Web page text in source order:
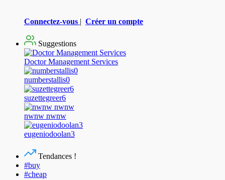
Connectez-vous | Créer un compte
Suggestions
Doctor Management Services
numberstallis0
suzettegreer6
nwnw nwnw
eugeniodoolan3
Tendances !
#buy
#cheap